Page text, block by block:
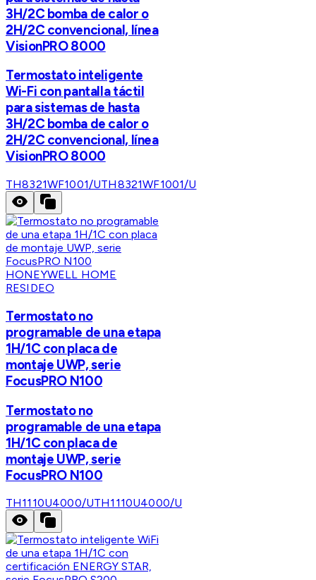
3H/2C bomba de calor o
2H/2C convencional, línea
VisionPRO 8000
Termostato inteligente
Wi-Fi con pantalla táctil
para sistemas de hasta
3H/2C bomba de calor o
2H/2C convencional, línea
VisionPRO 8000
TH8321WF1001/UTH8321WF1001/U
HONEYWELL HOME
RESIDEO
Termostato no
programable de una etapa
1H/1C con placa de
montaje UWP, serie
FocusPRO N100
Termostato no
programable de una etapa
1H/1C con placa de
montaje UWP, serie
FocusPRO N100
TH1110U4000/UTH1110U4000/U